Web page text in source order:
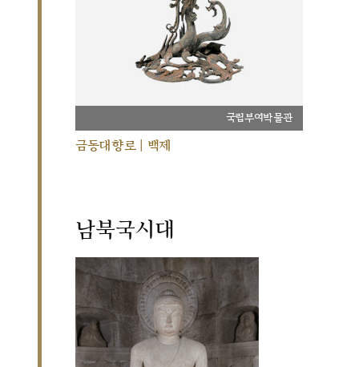
국립부여박물관
금동대향로 | 백제
남북국시대